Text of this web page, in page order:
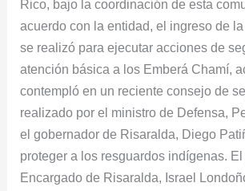
Rico, bajo la coordinación de esta
acuerdo con la entidad, el ingreso de
se realizó para ejecutar acciones de
atención básica a los Emberá Chamí,
contempló en un reciente consejo de
realizado por el ministro de Defensa,
el gobernador de Risaralda, Diego
proteger a los resguardos indígenas.
Encargado de Risaralda, Israel